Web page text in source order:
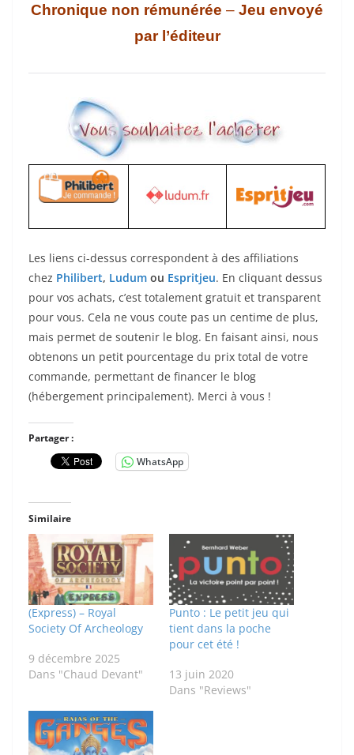
Chronique non rémunérée – Jeu envoyé
par l’éditeur
Les liens ci-dessus correspondent à des affiliations
chez Philibert, Ludum ou Espritjeu. En cliquant dessus
pour vos achats, c’est totalement gratuit et transparent
pour vous. Cela ne vous coute pas un centime de plus,
mais permet de soutenir le blog. En faisant ainsi, nous
obtenons un petit pourcentage du prix total de votre
commande, permettant de financer le blog
(hébergement principalement). Merci à vous !
Partager :
WhatsApp
Similaire
(Express) – Royal
Society Of Archeology
9 décembre 2025
Dans "Chaud Devant"
Punto : Le petit jeu qui
tient dans la poche
pour cet été !
13 juin 2020
Dans "Reviews"